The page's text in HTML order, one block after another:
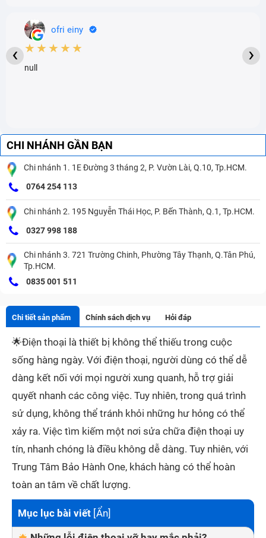
ofri einy
★★★★★
null
‹ ›
CHI NHÁNH GẦN BẠN
Chi nhánh 1. 1E Đường 3 tháng 2, P. Vườn Lài, Q.10, Tp.HCM.
0764 254 113
Chi nhánh 2. 195 Nguyễn Thái Học, P. Bến Thành, Q.1, Tp.HCM.
0327 998 188
Chi nhánh 3. 721 Trường Chinh, Phường Tây Thạnh, Q.Tân Phú,
Tp.HCM.
0835 001 511
Chi tiết sản phẩm Chính sách dịch vụ Hỏi đáp
🌟Điện thoại là thiết bị không thể thiếu trong cuộc
sống hàng ngày. Với điện thoại, người dùng có thể dễ
dàng kết nối với mọi người xung quanh, hỗ trợ giải
quyết nhanh các công việc. Tuy nhiên, trong quá trình
sử dụng, không thể tránh khỏi những hư hỏng có thể
xảy ra. Việc tìm kiếm một nơi sửa chữa điện thoại uy
tín, nhanh chóng là điều không dễ dàng. Tuy nhiên, với
Trung Tâm Bảo Hành One, khách hàng có thể hoàn
toàn an tâm về chất lượng.
Mục lục bài viết [Ẩn]